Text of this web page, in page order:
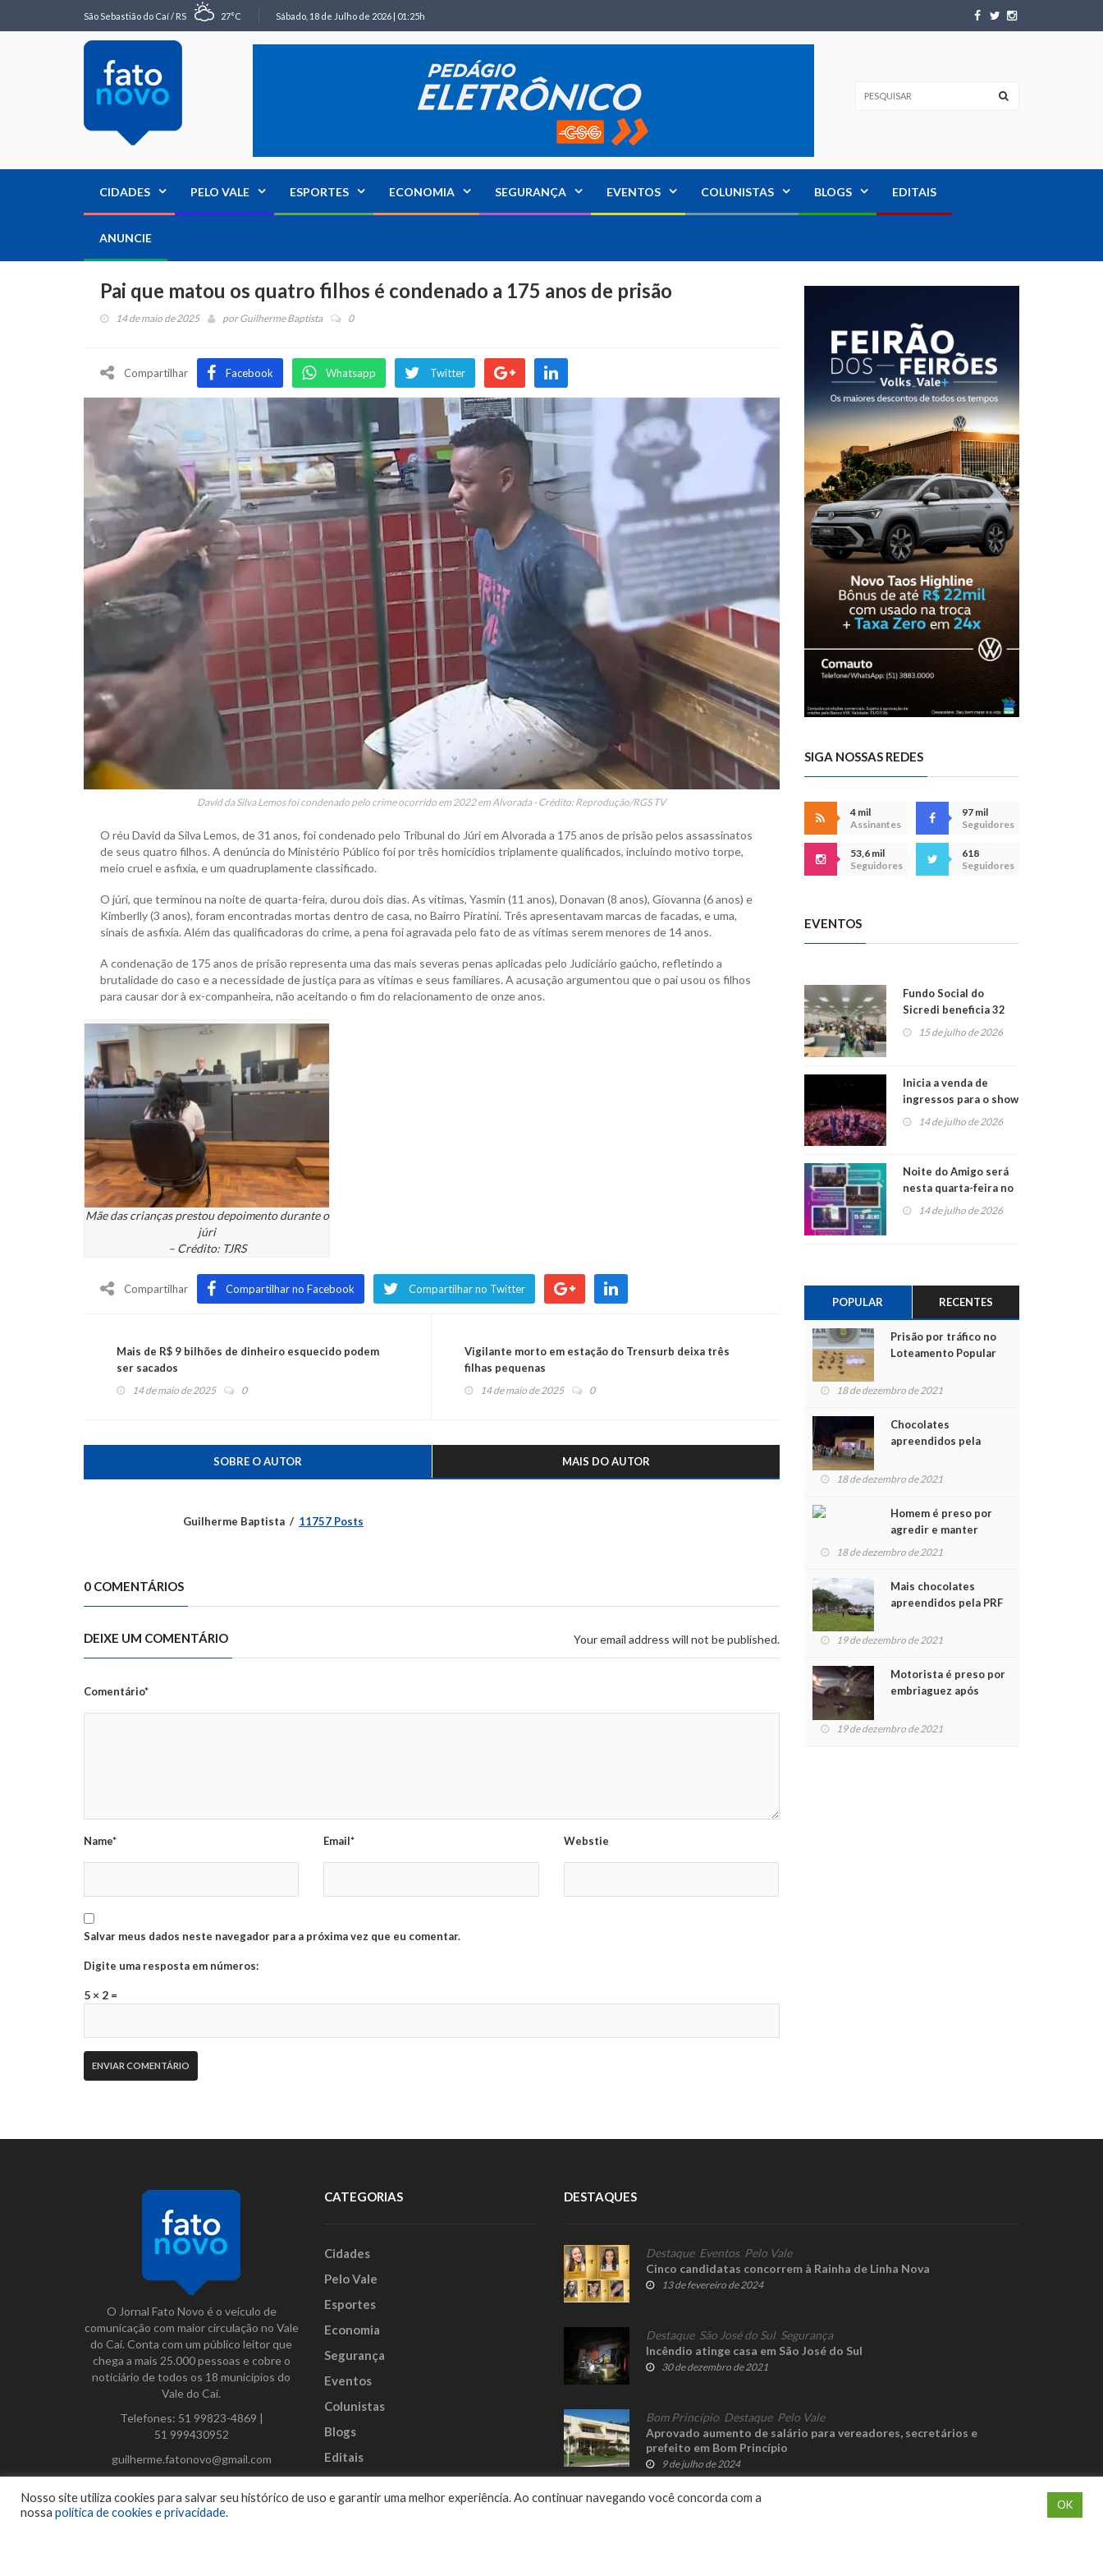
São Sebastião do Caí / RS 27°C Sábado, 18 de Julho de 2026 | 01:25h
CIDADES PELO VALE ESPORTES ECONOMIA SEGURANÇA EVENTOS COLUNISTAS BLOGS EDITAIS
ANUNCIE
Pai que matou os quatro filhos é condenado a 175 anos de prisão
14 de maio de 2025 porGuilherme Baptista 0
Compartilhar Facebook Whatsapp Twitter
David da Silva Lemos foi condenado pelo crime ocorrido em 2022 em Alvorada - Crédito: Reprodução/RGS TV
O réu David da Silva Lemos, de 31 anos, foi condenado pelo Tribunal do Júri em Alvorada a 175 anos de prisão pelos assassinatos
de seus quatro filhos. A denúncia do Ministério Público foi por três homicídios triplamente qualificados, incluindo motivo torpe,
meio cruel e asfixia, e um quadruplamente classificado.
O júri, que terminou na noite de quarta-feira, durou dois dias. As vítimas, Yasmin (11 anos), Donavan (8 anos), Giovanna (6 anos) e
Kimberlly (3 anos), foram encontradas mortas dentro de casa, no Bairro Piratini. Três apresentavam marcas de facadas, e uma,
sinais de asfixia. Além das qualificadoras do crime, a pena foi agravada pelo fato de as vítimas serem menores de 14 anos.
A condenação de 175 anos de prisão representa uma das mais severas penas aplicadas pelo Judiciário gaúcho, refletindo a
brutalidade do caso e a necessidade de justiça para as vítimas e seus familiares. A acusação argumentou que o pai usou os filhos
para causar dor à ex-companheira, não aceitando o fim do relacionamento de onze anos.
Mãe das crianças prestou depoimento durante o
júri
– Crédito: TJRS
Compartilhar Compartilhar no Facebook Compartilhar no Twitter
Mais de R$ 9 bilhões de dinheiro esquecido podem
ser sacados
14 de maio de 2025 0
Vigilante morto em estação do Trensurb deixa três
filhas pequenas
14 de maio de 2025 0
SOBRE O AUTOR MAIS DO AUTOR
Guilherme Baptista 11757 Posts
0 COMENTÁRIOS
DEIXE UM COMENTÁRIO Your email address will not be published.
Comentário*
Name* Email* Webstie
Salvar meus dados neste navegador para a próxima vez que eu comentar.
Digite uma resposta em números:
5 × 2 =
SIGA NOSSAS REDES
4 mil
Assinantes
97 mil
Seguidores
53,6 mil
Seguidores
618
Seguidores
EVENTOS
Fundo Social do
Sicredi beneficia 32
projetos em
15 de julho de 2026
Inicia a venda de
ingressos para o show
do Jota Quest nos 45
anos da Sicredi Ouro
14 de julho de 2026
Noite do Amigo será
nesta quarta-feira no
Centro de Cultura de
14 de julho de 2026
POPULAR RECENTES
Prisão por tráfico no
Loteamento Popular
18 de dezembro de 2021
Chocolates
apreendidos pela
para crianças na
18 de dezembro de 2021
Homem é preso por
agredir e manter
mulher em cárcere
18 de dezembro de 2021
Mais chocolates
apreendidos pela PRF
crianças no Natal
19 de dezembro de 2021
Motorista é preso por
embriaguez após
feridos
19 de dezembro de 2021
O Jornal Fato Novo é o veículo de
comunicação com maior circulação no Vale
do Caí. Conta com um público leitor que
chega a mais 25.000 pessoas e cobre o
noticiário de todos os 18 municípios do
Vale do Caí.
Telefones: 51 99823-4869 |
51 999430952
guilherme.fatonovo@gmail.com
Facebook
Instagram
Twitter
CATEGORIAS
Cidades
Pelo Vale
Esportes
Economia
Segurança
Eventos
Colunistas
Blogs
Editais
DESTAQUES
Destaque, Eventos, Pelo Vale
Cinco candidatas concorrem à Rainha de Linha Nova
13 de fevereiro de 2024
Destaque, São José do Sul, Segurança
Incêndio atinge casa em São José do Sul
30 de dezembro de 2021
Bom Princípio Destaque, Pelo Vale
Aprovado aumento de salário para vereadores, secretários e
prefeito em Bom Princípio
9 de julho de 2024
Nosso site utiliza cookies para salvar seu histórico de uso e garantir uma melhor experiência. Ao continuar navegando você concorda com a
nossa política de cookies e privacidade.
OK